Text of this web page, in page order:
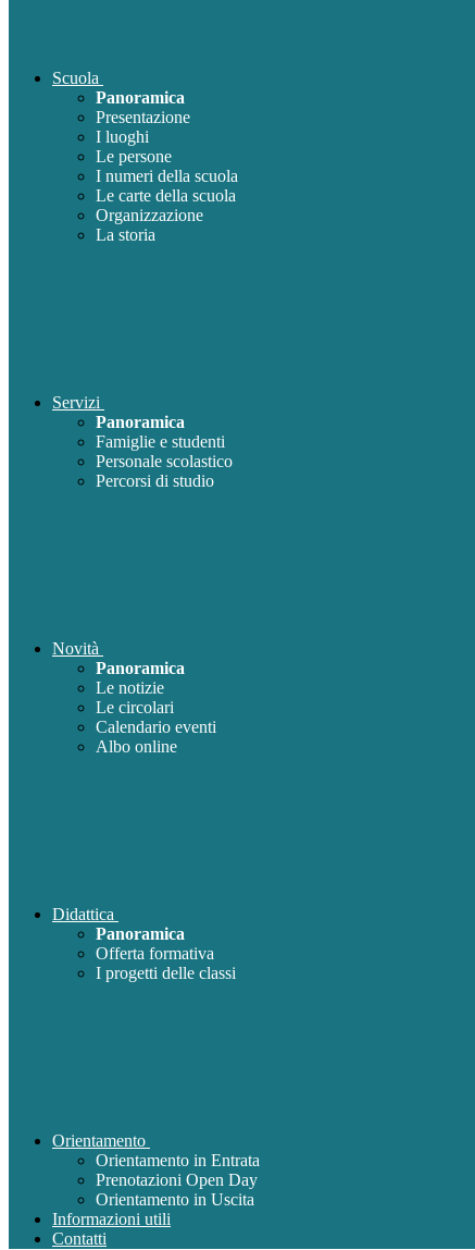
Scuola
Panoramica
Presentazione
I luoghi
Le persone
I numeri della scuola
Le carte della scuola
Organizzazione
La storia
Servizi
Panoramica
Famiglie e studenti
Personale scolastico
Percorsi di studio
Novità
Panoramica
Le notizie
Le circolari
Calendario eventi
Albo online
Didattica
Panoramica
Offerta formativa
I progetti delle classi
Orientamento
Orientamento in Entrata
Prenotazioni Open Day
Orientamento in Uscita
Informazioni utili
Contatti